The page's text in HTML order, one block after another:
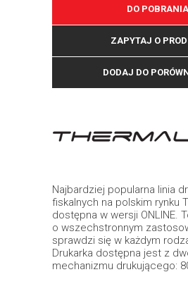
DO POBRANIA
ZAPYTAJ O
DODAJ DO
Najbardziej popularna linia
fiskalnych na polskim rynku
dostępna w wersji ONLINE.
o wszechstronnym
sprawdzi się w każdym
Drukarka dostępna jest z
mechanizmu drukującego: